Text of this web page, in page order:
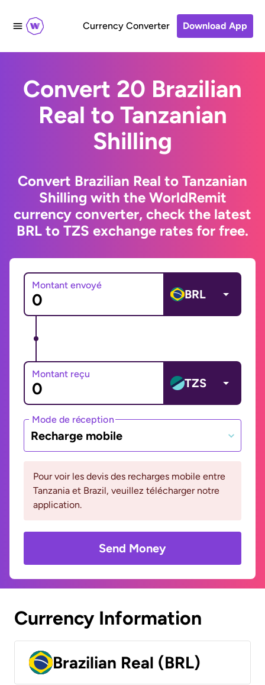
Currency Converter Download App
Convert 20 Brazilian
Real to Tanzanian
Shilling
Convert Brazilian Real to Tanzanian
Shilling with the WorldRemit
currency converter, check the latest
BRL to TZS exchange rates for free.
Montant envoyé
BRL
Montant reçu
TZS
Mode de réception
Recharge mobile
Pour voir les devis des recharges mobile entre
Tanzania et Brazil, veuillez télécharger notre
application.
Send Money
Currency Information
Brazilian Real (BRL)